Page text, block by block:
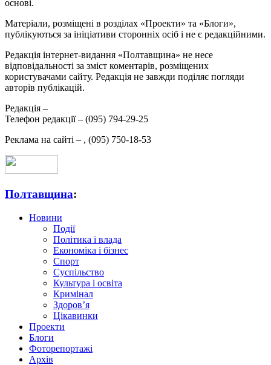
основі.
Матеріали, розміщені в розділах «Проекти» та «Блоги»,
публікуються за ініціативи сторонніх осіб і не є редакційними.
Редакція інтернет-видання «Полтавщина» не несе
відповідальності за зміст коментарів, розміщених
користувачами сайту. Редакція не завжди поділяє погляди
авторів публікацій.
Редакція –
Телефон редакції – (095) 794-29-25
Реклама на сайті – , (095) 750-18-53
Полтавщина:
Новини
Події
Політика і влада
Економіка і бізнес
Спорт
Суспільство
Культура і освіта
Кримінал
Здоров’я
Цікавинки
Проекти
Блоги
Фоторепортажі
Архів